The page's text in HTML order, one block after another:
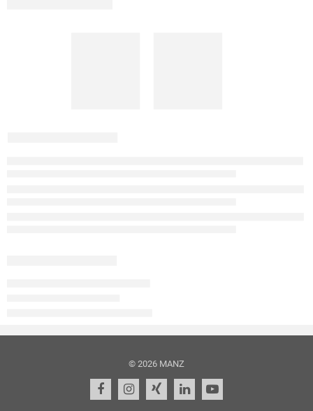
© 2026 MANZ